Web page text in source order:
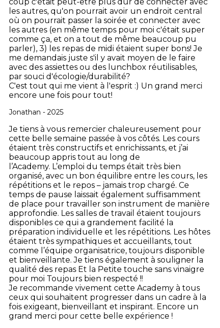
les autres, qu'on pourrait avoir un endroit central
où on pourrait passer la soirée et connecter avec
les autres (en même temps pour moi c'était super
comme ça, et on a tout de même beaucoup pu
parler), 3) les repas de midi étaient super bons! Je
me demandais juste s'il y avait moyen de le faire
avec des assiettes ou des lunchbox réutilisables,
par souci d'écologie/durabilité?
C'est tout qui me vient à l'esprit :) Un grand merci
encore une fois pour tout!
Jonathan - 2025
Je tiens à vous remercier chaleureusement pour
cette belle semaine passée à vos côtés. Les cours
étaient très constructifs et enrichissants, et j’ai
beaucoup appris tout au long de
l’Academy. L’emploi du temps était très bien
organisé, avec un bon équilibre entre les cours, les
répétitions et le repos – jamais trop chargé. Ce
temps de pause laissait également suffisamment
de place pour travailler son instrument de manière
approfondie. Les salles de travail étaient toujours
disponibles ce qui a grandement facilité la
préparation individuelle et les répétitions. Les hôtes
étaient très sympathiques et accueillants, tout
comme l’équipe organisatrice, toujours disponible
et bienveillante.Je tiens également à souligner la
qualité des repas Et la Petite touche sans vinaigre
pour moi Toujours bien respecté !!
Je recommande vivement cette Academy à tous
ceux qui souhaitent progresser dans un cadre à la
fois exigeant, bienveillant et inspirant. Encore un
grand merci pour cette belle expérience !